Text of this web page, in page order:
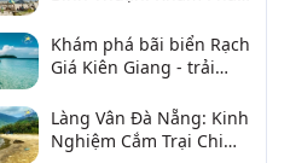
2026
Khám phá bãi biển Rạch
Giá Kiên Giang - trải
Làng Vân Đà Nẵng: Kinh
Nghiệm Cắm Trại Chi